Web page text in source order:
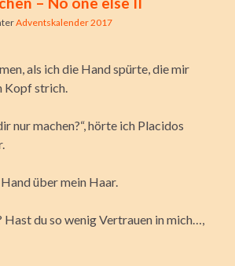
Adventskalender 2017
als ich die Hand spürte, die mir
Kopf strich.
nur machen?“, hörte ich Placidos
über mein Haar.
Hast du so wenig Vertrauen in mich…,